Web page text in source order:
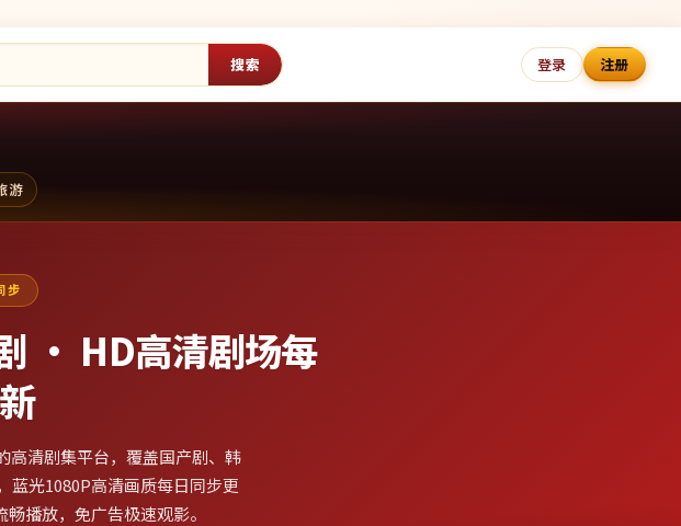
搜索 登录 注册
游
步
· HD高清剧场每
高清剧集平台，覆盖国产剧、韩
蓝光1080P高清画质每日同步更
播放，免广告极速观影。